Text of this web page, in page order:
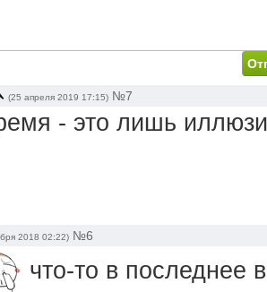
(25 апреля 2019 17:15) №7
- это лишь
2018 02:22) №6
что-то в последнее